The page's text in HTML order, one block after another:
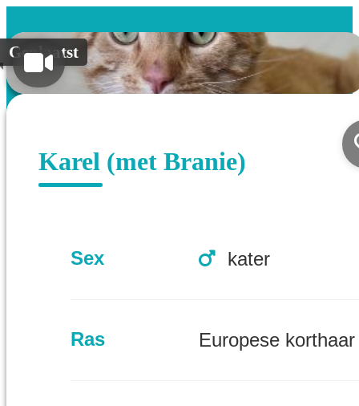
Geplaatst
Karel (met Branie)
Sex kater
Ras Europese korthaar